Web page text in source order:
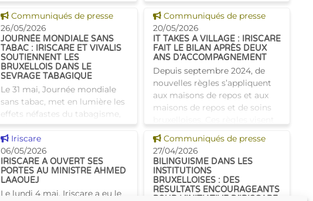
collaboration avec l’INAMI.Il a
pour objectif de soulager les
h�
structure claire des offres
d’emploi et un accès
Voir cette news
Communiqués de presse
26/05/2026
JOURNÉE MONDIALE SANS
TABAC : IRISCARE ET VIVALIS
SOUTIENNENT LES
BRUXELLOIS DANS LE
SEVRAGE TABAGIQUE
Le 31 mai, Journée mondiale
sans tabac, met en lumière les
effets néfastes du tabagisme,
l’une des premières causes
évitables de maladies graves.
Si l’envie d’arrêter est souvent
présent
Voir cette news
Communiqués de presse
20/05/2026
IT TAKES A VILLAGE : IRISCARE
FAIT LE BILAN APRÈS DEUX
ANS D’ACCOMPAGNEMENT
Depuis septembre 2024, de
nouvelles règles s’appliquent
aux maisons de repos et aux
maisons de repos et de soins
à faire évoluer davantage ces
établissements ve
Voir cette news
Iriscare
06/05/2026
IRISCARE A OUVERT SES
PORTES AU MINISTRE AHMED
LAAOUEJ
Le lundi 4 mai, Iriscare a eu le
Voir cette news
Communiqués de presse
27/04/2026
BILINGUISME DANS LES
INSTITUTIONS
BRUXELLOISES : DES
RÉSULTATS ENCOURAGEANTS
POUR L’INITIATIVE D’IRISCARE